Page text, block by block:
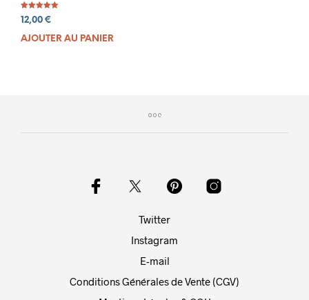
Note
5.00
12,00 €
AJOUTER AU PANIER
Twitter
Instagram
E-mail
Conditions Générales de Vente (CGV)